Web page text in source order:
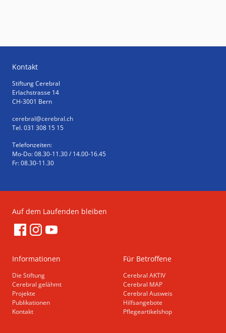
Kontakt
Stiftung Cerebral
Erlachstrasse 14
CH-3001 Bern
cerebral@cerebral.ch
Tel. 031 308 15 15
Telefonzeiten:
Mo-Do: 08.30-11.30 / 14.00-16.45
Fr: 08.30-11.30
Auf dem Laufenden bleiben
Informationen
Die Stiftung
Cerebral gelähmt
Projekte
Publikationen
Kontakt
Für Betroffene
Cerebral AKTIV
Cerebral MAP
Cerebral Ausweis
Hilfsangebote
Pflegeartikelshop